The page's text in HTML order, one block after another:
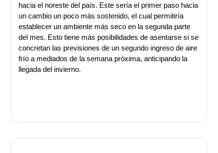
hacia el noreste del país. Este sería el primer paso hacia
un cambio un poco más sostenido, el cual permitiría
establecer un ambiente más seco en la segunda parte
del mes. Esto tiene más posibilidades de asentarse si se
concretan las previsiones de un segundo ingreso de aire
frío a mediados de la semana próxima, anticipando la
llegada del invierno.